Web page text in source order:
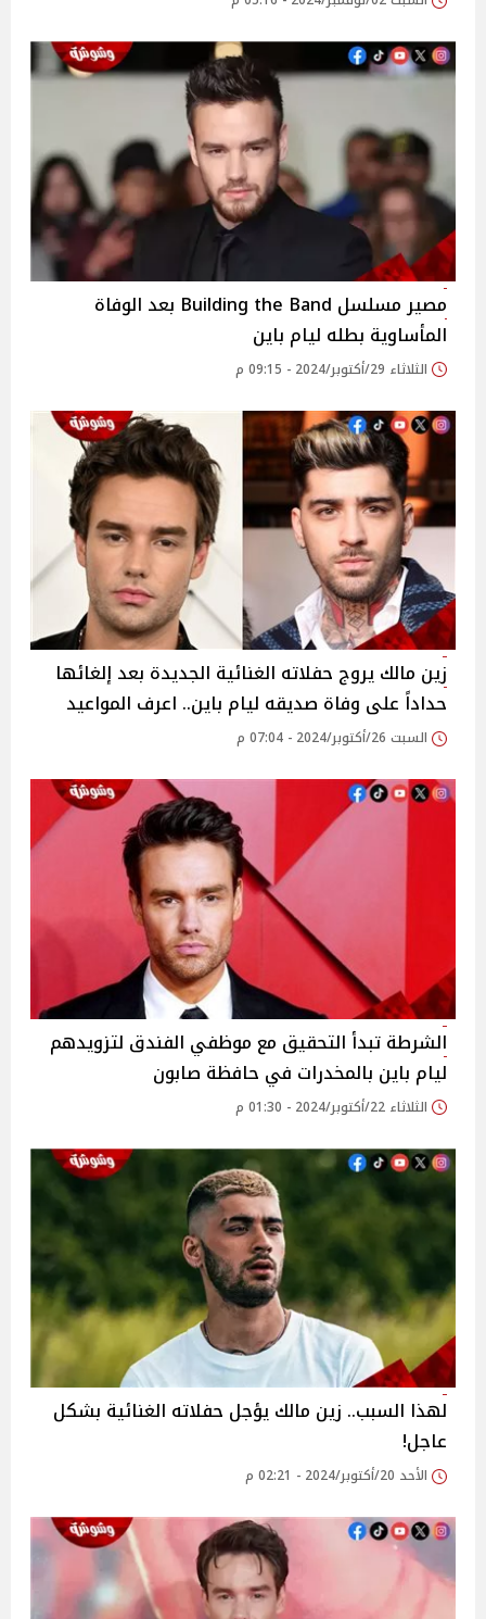
مصير مسلسل Building the Band بعد الوفاة
المأساوية بطله ليام باين
الثلاثاء 29/أكتوبر/2024 - 09:15 م
زين مالك يروج حفلاته الغنائية الجديدة بعد إلغائها
حداداً على وفاة صديقه ليام باين.. اعرف المواعيد
السبت 26/أكتوبر/2024 - 07:04 م
الشرطة تبدأ التحقيق مع موظفي الفندق لتزويدهم
ليام باين بالمخدرات في حافظة صابون
الثلاثاء 22/أكتوبر/2024 - 01:30 م
لهذا السبب.. زين مالك يؤجل حفلاته الغنائية بشكل
عاجل!
الأحد 20/أكتوبر/2024 - 02:21 م